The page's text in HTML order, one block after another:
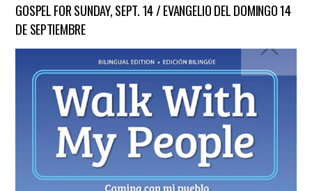
GOSPEL FOR SUNDAY, SEPT. 14 / EVANGELIO DEL DOMINGO 14
DE SEPTIEMBRE